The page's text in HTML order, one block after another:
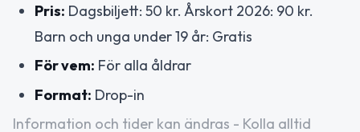
Pris: Dagsbiljett: 50 kr. Årskort 2026: 90 kr.
Barn och unga under 19 år: Gratis
För vem: För alla åldrar
Format: Drop-in
Information och tider kan ändras - Kolla alltid